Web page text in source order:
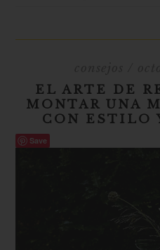
EL ARTE DE
MONTAR UNA
CON ESTILO
Save